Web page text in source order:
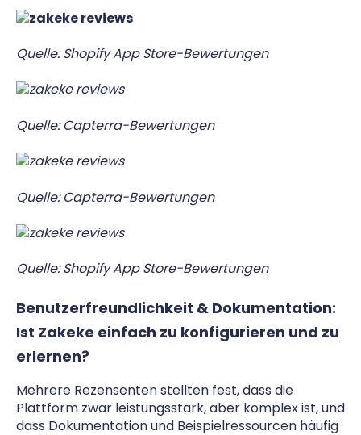
Quelle: Shopify App Store-Bewertungen
Quelle:Capterra-Bewertungen
Quelle:Capterra-Bewertungen
Quelle:Shopify App Store-Bewertungen
Benutzerfreundlichkeit & Dokumentation:
Ist Zakeke einfach zu konfigurieren und zu
erlernen?
Mehrere Rezensenten stellten fest, dass die
Plattform zwar leistungsstark, aber komplex ist, und
dass Dokumentation und Beispielressourcen häufig